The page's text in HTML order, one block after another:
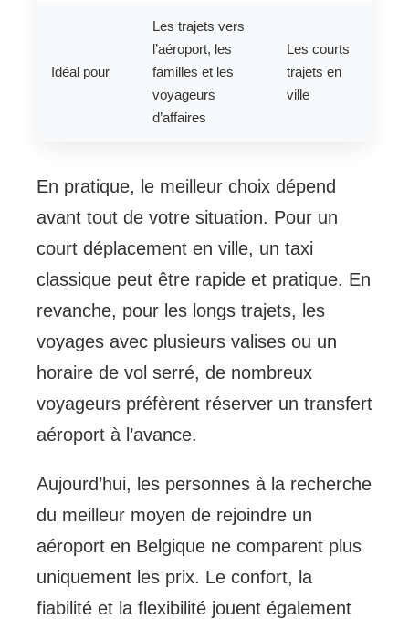
Idéal pour
Les trajets vers
l’aéroport, les
familles et les
voyageurs
d’affaires
Les courts
trajets en
ville
En pratique, le meilleur choix dépend
avant tout de votre situation. Pour un
court déplacement en ville, un taxi
classique peut être rapide et pratique. En
revanche, pour les longs trajets, les
voyages avec plusieurs valises ou un
horaire de vol serré, de nombreux
voyageurs préfèrent réserver un transfert
aéroport à l’avance.
Aujourd’hui, les personnes à la recherche
du meilleur moyen de rejoindre un
aéroport en Belgique ne comparent plus
uniquement les prix. Le confort, la
fiabilité et la flexibilité jouent également